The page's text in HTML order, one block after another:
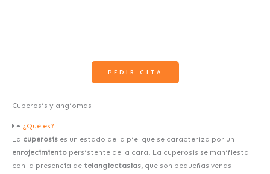
PEDIR CITA
Cuperosis y angiomas
¿Qué es?
La cuperosis es un estado de la piel que se caracteriza por un
enrojecimiento persistente de la cara. La cuperosis se manifiesta
con la presencia de telangiectasias, que son pequeñas venas